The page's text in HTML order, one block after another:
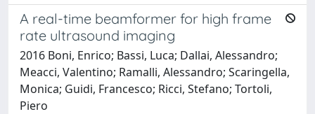
A real-time beamformer for high frame
rate ultrasound imaging
2016 Boni, Enrico; Bassi, Luca; Dallai, Alessandro;
Meacci, Valentino; Ramalli, Alessandro; Scaringella,
Monica; Guidi, Francesco; Ricci, Stefano; Tortoli,
Piero